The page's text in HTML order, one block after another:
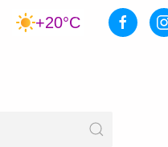
+20°C